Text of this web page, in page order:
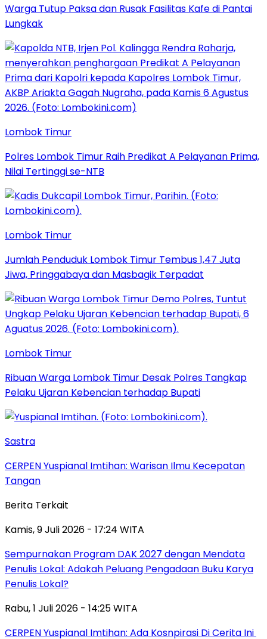
Warga Tutup Paksa dan Rusak Fasilitas Kafe di Pantai
Lungkak
Lombok Timur
Polres Lombok Timur Raih Predikat A Pelayanan Prima,
Nilai Tertinggi se-NTB
Lombok Timur
Jumlah Penduduk Lombok Timur Tembus 1,47 Juta
Jiwa, Pringgabaya dan Masbagik Terpadat
Lombok Timur
Ribuan Warga Lombok Timur Desak Polres Tangkap
Pelaku Ujaran Kebencian terhadap Bupati
Sastra
CERPEN Yuspianal Imtihan: Warisan Ilmu Kecepatan
Tangan
Berita Terkait
Kamis, 9 Juli 2026 - 17:24 WITA
Sempurnakan Program DAK 2027 dengan Mendata
Penulis Lokal: Adakah Peluang Pengadaan Buku Karya
Penulis Lokal?
Rabu, 1 Juli 2026 - 14:25 WITA
CERPEN Yuspianal Imtihan: Ada Kosnpirasi Di Cerita Ini